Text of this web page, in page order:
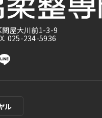
関屋大川前1-3-9
025-234-5936
ル